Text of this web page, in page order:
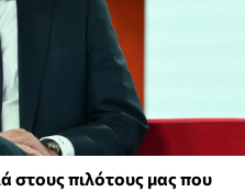
στους πιλότους μας που